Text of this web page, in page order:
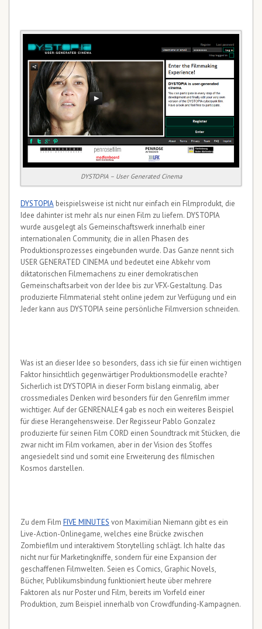
DYSTOPIA – User Generated Cinema
DYSTOPIAbeispielsweise ist nicht nur einfach ein Filmprodukt, die
Idee dahinter ist mehr als nur einen Film zu liefern. DYSTOPIA
wurde ausgelegt als Gemeinschaftswerk innerhalb einer
internationalen Community, die in allen Phasen des
Produktionsprozesses eingebunden wurde. Das Ganze nennt sich
USER GENERATED CINEMA und bedeutet eine Abkehr vom
diktatorischen Filmemachens zu einer demokratischen
Gemeinschaftsarbeit von der Idee bis zur VFX-Gestaltung. Das
produzierte Filmmaterial steht online jedem zur Verfügung und ein
Jeder kann aus DYSTOPIA seine persönliche Filmversion schneiden.
Was ist an dieser Idee so besonders, dass ich sie für einen wichtigen
Faktor hinsichtlich gegenwärtiger Produktionsmodelle erachte?
Sicherlich ist DYSTOPIA in dieser Form bislang einmalig, aber
crossmediales Denken wird besonders für den Genrefilm immer
wichtiger. Auf der GENRENALE4 gab es noch ein weiteres Beispiel
für diese Herangehensweise. Der Regisseur Pablo Gonzalez
produzierte für seinen Film CORD einen Soundtrack mit Stücken, die
zwar nicht im Film vorkamen, aber in der Vision des Stoffes
angesiedelt sind und somit eine Erweiterung des filmischen
Kosmos darstellen.
Zu dem Film FIVE MINUTES von Maximilian Niemann gibt es ein
Live-Action-Onlinegame, welches eine Brücke zwischen
Zombiefilm und interaktivem Storytelling schlägt. Ich halte das
nicht nur für Marketingkniffe, sondern für eine Expansion der
geschaffenen Filmwelten. Seien es Comics, Graphic Novels,
Bücher, Publikumsbindung funktioniert heute über mehrere
Faktoren als nur Poster und Film, bereits im Vorfeld einer
Produktion, zum Beispiel innerhalb von Crowdfunding-Kampagnen.